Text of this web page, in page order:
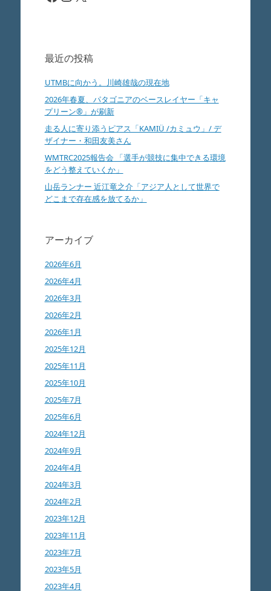
最近の投稿
UTMBに向かう。川崎雄哉の現在地
2026年春夏、パタゴニアのベースレイヤー「キャ
プリーン®」が刷新
走る人に寄り添うピアス「KAMIÜ /カミュウ」/ デ
ザイナー・和田友美さん
WMTRC2025報告会 「選手が競技に集中できる環境
をどう整えていくか」
山岳ランナー 近江竜之介「アジア人として世界で
どこまで存在感を放てるか」
アーカイブ
2026年6月
2026年4月
2026年3月
2026年2月
2026年1月
2025年12月
2025年11月
2025年10月
2025年7月
2025年6月
2024年12月
2024年9月
2024年4月
2024年3月
2024年2月
2023年12月
2023年11月
2023年7月
2023年5月
2023年4月